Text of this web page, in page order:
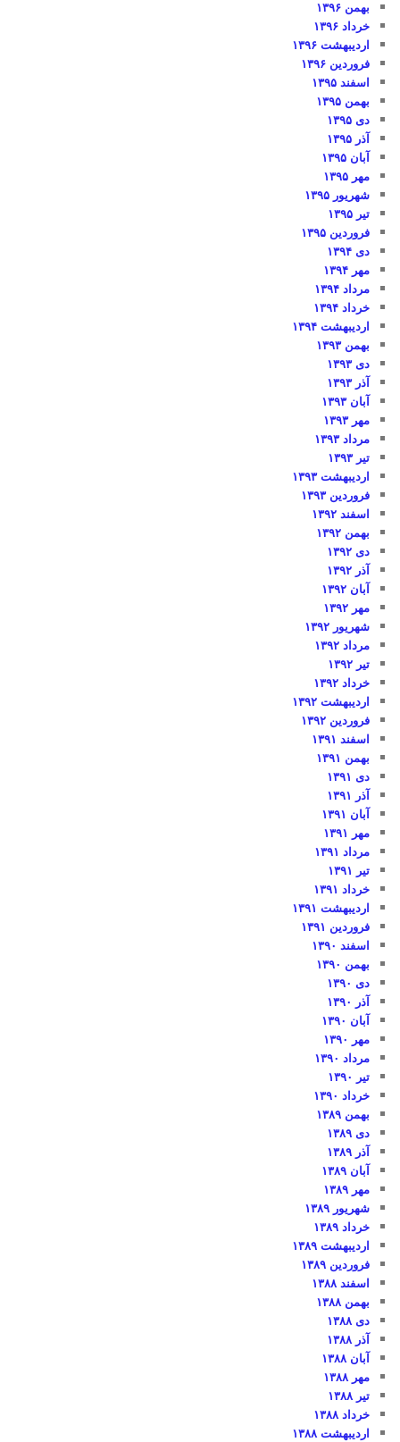
بهمن ۱۳۹۶
خرداد ۱۳۹۶
اردیبهشت ۱۳۹۶
فروردین ۱۳۹۶
اسفند ۱۳۹۵
بهمن ۱۳۹۵
دی ۱۳۹۵
آذر ۱۳۹۵
آبان ۱۳۹۵
مهر ۱۳۹۵
شهریور ۱۳۹۵
تیر ۱۳۹۵
فروردین ۱۳۹۵
دی ۱۳۹۴
مهر ۱۳۹۴
مرداد ۱۳۹۴
خرداد ۱۳۹۴
اردیبهشت ۱۳۹۴
بهمن ۱۳۹۳
دی ۱۳۹۳
آذر ۱۳۹۳
آبان ۱۳۹۳
مهر ۱۳۹۳
مرداد ۱۳۹۳
تیر ۱۳۹۳
اردیبهشت ۱۳۹۳
فروردین ۱۳۹۳
اسفند ۱۳۹۲
بهمن ۱۳۹۲
دی ۱۳۹۲
آذر ۱۳۹۲
آبان ۱۳۹۲
مهر ۱۳۹۲
شهریور ۱۳۹۲
مرداد ۱۳۹۲
تیر ۱۳۹۲
خرداد ۱۳۹۲
اردیبهشت ۱۳۹۲
فروردین ۱۳۹۲
اسفند ۱۳۹۱
بهمن ۱۳۹۱
دی ۱۳۹۱
آذر ۱۳۹۱
آبان ۱۳۹۱
مهر ۱۳۹۱
مرداد ۱۳۹۱
تیر ۱۳۹۱
خرداد ۱۳۹۱
اردیبهشت ۱۳۹۱
فروردین ۱۳۹۱
اسفند ۱۳۹۰
بهمن ۱۳۹۰
دی ۱۳۹۰
آذر ۱۳۹۰
آبان ۱۳۹۰
مهر ۱۳۹۰
مرداد ۱۳۹۰
تیر ۱۳۹۰
خرداد ۱۳۹۰
بهمن ۱۳۸۹
دی ۱۳۸۹
آذر ۱۳۸۹
آبان ۱۳۸۹
مهر ۱۳۸۹
شهریور ۱۳۸۹
خرداد ۱۳۸۹
اردیبهشت ۱۳۸۹
فروردین ۱۳۸۹
اسفند ۱۳۸۸
بهمن ۱۳۸۸
دی ۱۳۸۸
آذر ۱۳۸۸
آبان ۱۳۸۸
مهر ۱۳۸۸
تیر ۱۳۸۸
خرداد ۱۳۸۸
اردیبهشت ۱۳۸۸